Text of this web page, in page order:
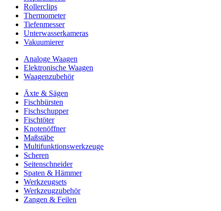
Rollerclips
Thermometer
Tiefenmesser
Unterwasserkameras
Vakuumierer
Analoge Waagen
Elektronische Waagen
Waagenzubehör
Äxte & Sägen
Fischbürsten
Fischschupper
Fischtöter
Knotenöffner
Maßstäbe
Multifunktionswerkzeuge
Scheren
Seitenschneider
Spaten & Hämmer
Werkzeugsets
Werkzeugzubehör
Zangen & Feilen